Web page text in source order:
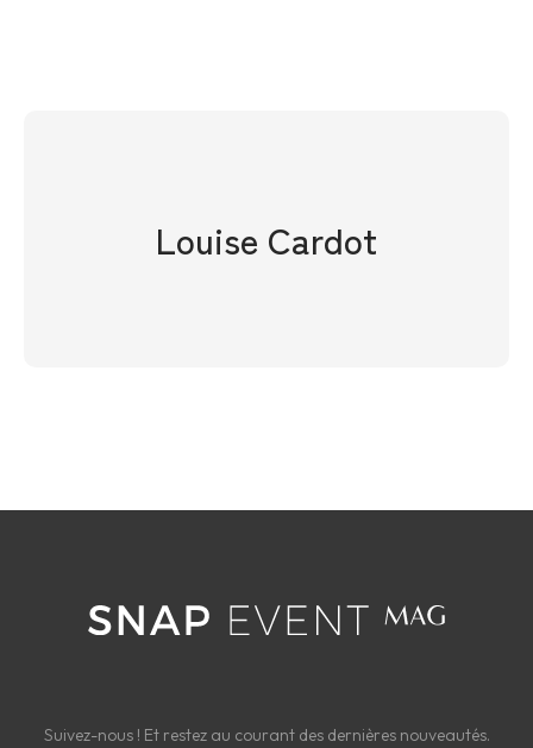
Louise Cardot
Suivez-nous ! Et restez au courant des dernières nouveautés.